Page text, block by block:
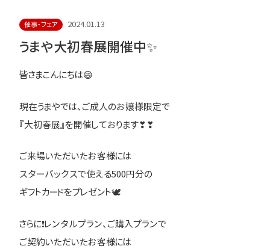
催事・フェア 2024.01.13
うまや大初春展開催中✨
皆さまこんにちは😄
現在うまやでは、ご成人のお嬢様限定で
『大初春展』を開催しております❣❣
ご来場いただいたお客様には
スターバックスで使える500円分の
ギフトカードをプレゼント🕊
さらに❗レンタルプラン、ご購入プランで
ご契約いただいたお客様には